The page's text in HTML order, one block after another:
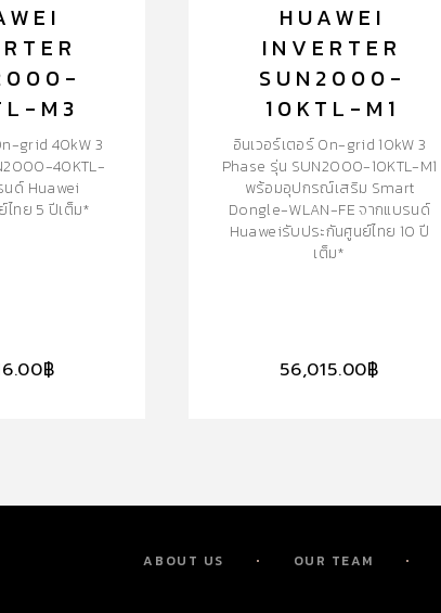
M3
grid 40kW 3
40KTL-
นด์ Huawei
ทย 5 ปีเต็ม*
฿
HUAWEI
INVERTER
SUN2000-
10KTL-M1
อินเวอร์เตอร์ On-grid 10kW 3
Phase รุ่น SUN2000-10KTL-M1
พร้อมอุปกรณ์เสริม Smart
Dongle-WLAN-FE จากแบรนด์
Huaweiรับประกันศูนย์ไทย 10 ปี
เต็ม*
56,015.00฿
ABOUT US OUR TEAM